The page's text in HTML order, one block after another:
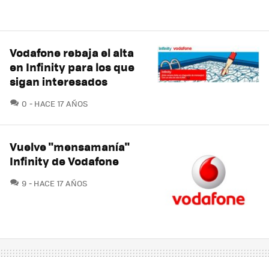
Vodafone rebaja el alta
en Infinity para los que
sigan interesados
0 COMENTARIOS
HACE 17 AÑOS
Vuelve "mensamanía"
Infinity de Vodafone
9 COMENTARIOS
HACE 17 AÑOS